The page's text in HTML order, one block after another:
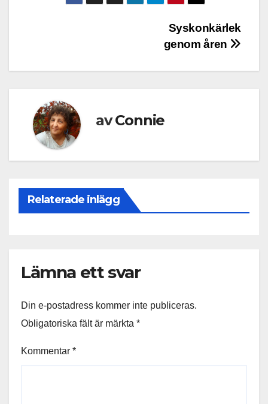
InläggsnavigeringSyskonkärlek
genom åren
avConnie
Relaterade inlägg
Lämna ett svar
Din e-postadress kommer inte publiceras.
Obligatoriska fält är märkta *
Kommentar *